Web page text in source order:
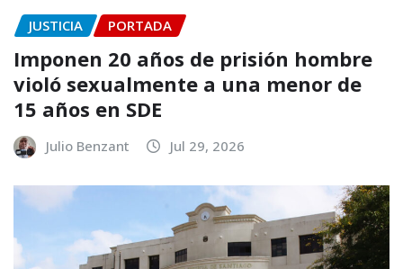
JUSTICIA PORTADA
Imponen 20 años de prisión hombre
violó sexualmente a una menor de
15 años en SDE
Julio Benzant Jul 29, 2026